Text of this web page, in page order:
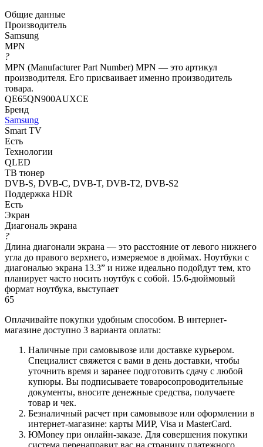
Общие данные
Производитель
Samsung
MPN
?
MPN (Manufacturer Part Number) MPN — это артикул
производителя. Его присваивает именно производитель
товара.
QE65QN900AUXCE
Бренд
Samsung
Smart TV
Есть
Технологии
QLED
ТВ тюнер
DVB-S, DVB-C, DVB-T, DVB-T2, DVB-S2
Поддержка HDR
Есть
Экран
Диагональ экрана
?
Длина диагонали экрана — это расстояние от левого нижнего
угла до правого верхнего, измеряемое в дюймах. Ноутбуки с
диагональю экрана 13.3” и ниже идеально подойдут тем, кто
планирует часто носить ноутбук с собой. 15.6-дюймовый
формат ноутбука, выступает
65
Оплачивайте покупки удобным способом. В интернет-
магазине доступно 3 варианта оплаты:
Наличные при самовывозе или доставке курьером.
Специалист свяжется с вами в день доставки, чтобы
уточнить время и заранее подготовить сдачу с любой
купюры. Вы подписываете товаросопроводительные
документы, вносите денежные средства, получаете
товар и чек.
Безналичный расчет при самовывозе или оформлении в
интернет-магазине: карты МИР, Visa и MasterCard.
ЮMoney при онлайн-заказе. Для совершения покупки
система перенаправит вас на страницу платежного